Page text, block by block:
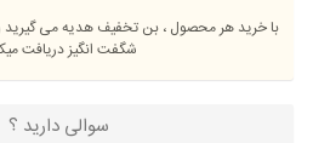
با خرید هر محصول ، بن تخفیف هدیه می
شگفت انگیز دریافت
سوالی دارید ؟